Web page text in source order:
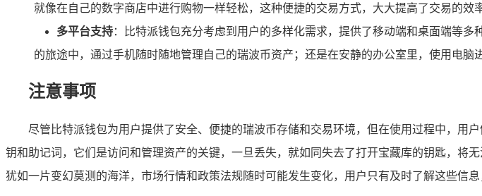
就像在自己的数字商店中进行购物一样轻松，这种便捷的交易方式，大大提高了交易的效
多平台支持：比特派钱包充分考虑到用户的多样化需求，提供了移动端和桌面端等
的旅途中，通过手机随时随地管理自己的瑞波币资产；还是在安静的办公室里，使用电
注意事项
尽管比特派钱包为用户提供了安全、便捷的瑞波币存储和交易环境，但在使用过程中，用
钥和助记词，它们是访问和管理资产的关键，一旦丢失，就如同失去了打开宝藏库的钥匙，将
犹如一片变幻莫测的海洋，市场行情和政策法规随时可能发生变化，用户只有及时了解这些信